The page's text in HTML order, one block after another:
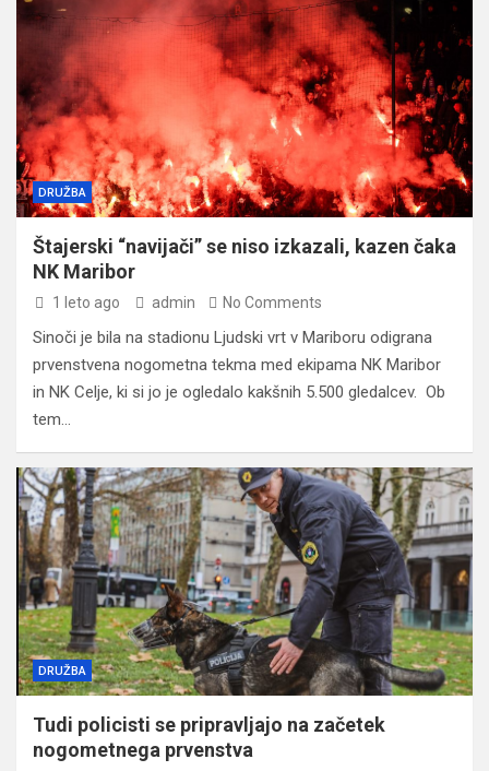
DRUŽBA
Štajerski “navijači” se niso izkazali, kazen čaka
NK Maribor
1 leto ago admin No Comments
Sinoči je bila na stadionu Ljudski vrt v Mariboru odigrana
prvenstvena nogometna tekma med ekipama NK Maribor
in NK Celje, ki si jo je ogledalo kakšnih 5.500 gledalcev. Ob
tem…
DRUŽBA
Tudi policisti se pripravljajo na začetek
nogometnega prvenstva